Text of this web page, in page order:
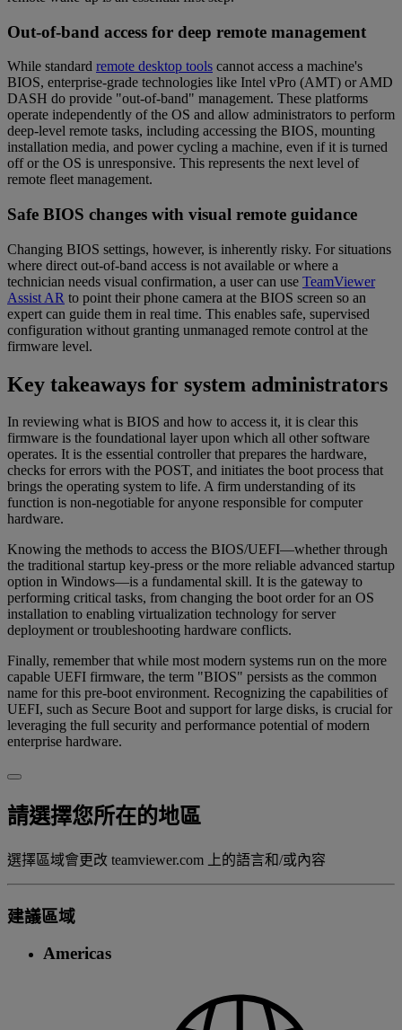
Out-of-band access for deep remote management
While standard remote desktop tools cannot access a machine's
BIOS, enterprise-grade technologies like Intel vPro (AMT) or AMD
DASH do provide "out-of-band" management. These platforms
operate independently of the OS and allow administrators to perform
deep-level remote tasks, including accessing the BIOS, mounting
installation media, and power cycling a machine, even if it is turned
off or the OS is unresponsive. This represents the next level of
remote fleet management.
Safe BIOS changes with visual remote guidance
Changing BIOS settings, however, is inherently risky. For situations
where direct out-of-band access is not available or where a
technician needs visual confirmation, a user can use TeamViewer
Assist AR to point their phone camera at the BIOS screen so an
expert can guide them in real time. This enables safe, supervised
configuration without granting unmanaged remote control at the
firmware level.
Key takeaways for system administrators
In reviewing what is BIOS and how to access it, it is clear this
firmware is the foundational layer upon which all other software
operates. It is the essential controller that prepares the hardware,
checks for errors with the POST, and initiates the boot process that
brings the operating system to life. A firm understanding of its
function is non-negotiable for anyone responsible for computer
hardware.
Knowing the methods to access the BIOS/UEFI—whether through
the traditional startup key-press or the more reliable advanced startup
option in Windows—is a fundamental skill. It is the gateway to
performing critical tasks, from changing the boot order for an OS
installation to enabling virtualization technology for server
deployment or troubleshooting hardware conflicts.
Finally, remember that while most modern systems run on the more
capable UEFI firmware, the term "BIOS" persists as the common
name for this pre-boot environment. Recognizing the capabilities of
UEFI, such as Secure Boot and support for large disks, is crucial for
leveraging the full security and performance potential of modern
enterprise hardware.
請選擇您所在的地區
選擇區域會更改 teamviewer.com 上的語言和/或內容
建議區域
Americas